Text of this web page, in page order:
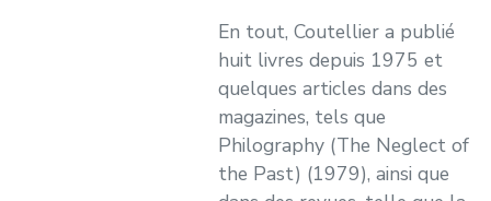
En tout, Coutellier a publié
huit livres depuis 1975 et
quelques articles dans des
magazines, tels que
Philography (The Neglect of
the Past) (1979), ainsi que